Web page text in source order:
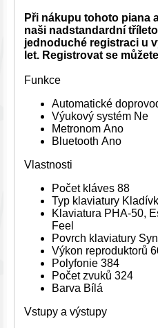
Při nákupu tohoto piana
naši nadstandardní
jednoduché registraci u
let. Registrovat se můžete
Funkce
Automatické
Výukový systém Ne
Metronom Ano
Bluetooth Ano
Vlastnosti
Počet kláves 88
Typ klaviatury
Klaviatura PHA-50,
Feel
Povrch klaviatury
Výkon reproduktorů
Polyfonie 384
Počet zvuků 324
Barva Bílá
Vstupy a výstupy